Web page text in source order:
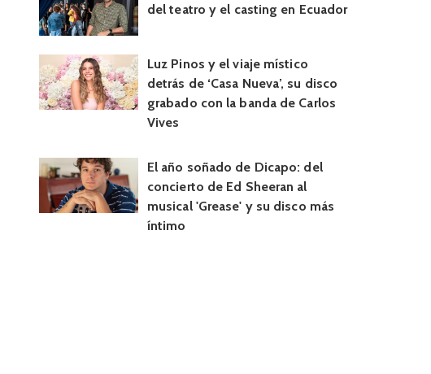
del teatro y el casting en Ecuador
Luz Pinos y el viaje místico
detrás de ‘Casa Nueva’, su disco
grabado con la banda de Carlos
Vives
El año soñado de Dicapo: del
concierto de Ed Sheeran al
musical 'Grease' y su disco más
íntimo